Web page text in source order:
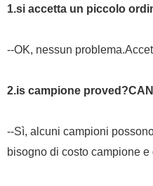
1.si accetta un piccolo
--OK, nessun
2.is campione
--Sì, alcuni campioni
bisogno di costo campione